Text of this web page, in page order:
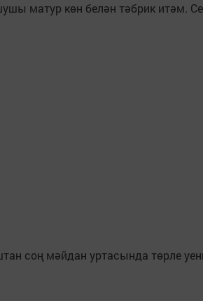
матур көн белән тәбрик итәм.
соң мәйдан уртасында төрле